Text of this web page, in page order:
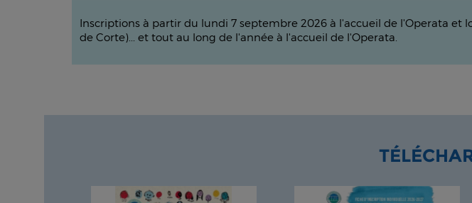
Inscriptions à partir du lundi 7 septembre 2026 à l'accueil de l'Operata et
de Corte)... et tout au long de l'année à l'accueil de l'Operata.